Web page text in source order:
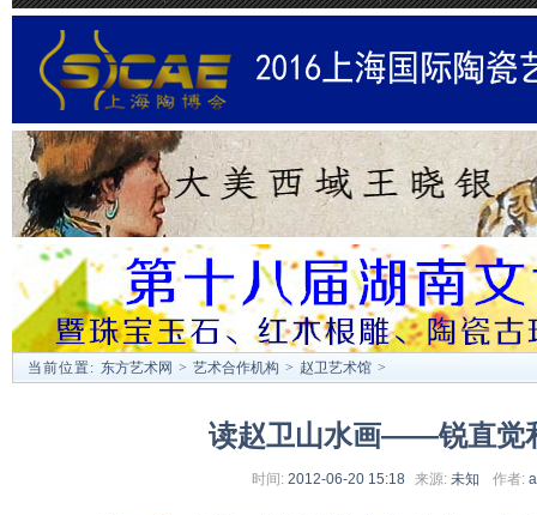
当前位置: 东方艺术网 > 艺术合作机构 > 赵卫艺术馆 >
读赵卫山水画——锐直觉
时间: 2012-06-20 15:18 来源: 未知 作者: